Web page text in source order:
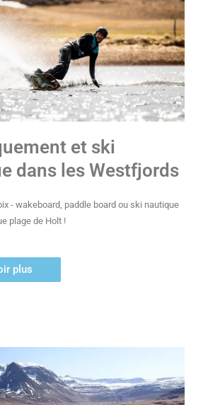
et ski
dans les Westfjords
- wakeboard, paddle board ou ski nautique
plage de Holt !
plus